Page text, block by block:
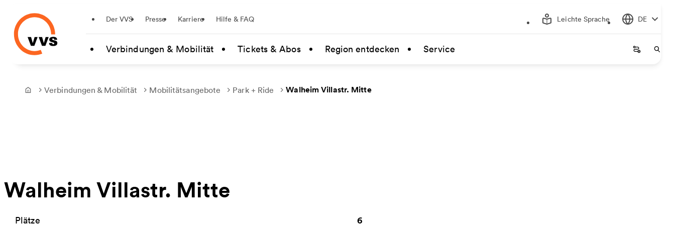
Zum Hauptinhalt springen
Der VVS Presse Karriere Hilfe & FAQ Leichte Sprache DE
Verbindungen & Mobilität Tickets & Abos Region entdecken Service Startseite
Frontpage
Verbindungen & Mobilität Mobilitätsangebote Park + Ride Walheim Villastr. Mitte
Walheim Villastr. Mitte
Plätze 6